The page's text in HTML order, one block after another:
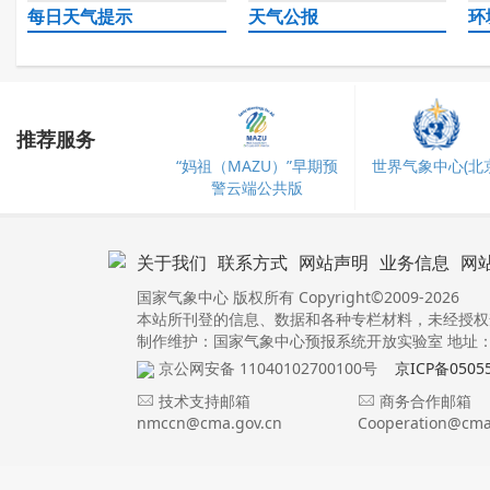
每日天气提示 天气公报
推荐服务
“妈祖（MAZU）”早期预
警云端公共版
世界气象中心(北
关于我们 联系方式 网站声明 业务信息 网
国家气象中心 版权所有 Copyright©2009-2026
本站所刊登的信息、数据和各种专栏材料，未经授
制作维护：国家气象中心预报系统开放实验室 地址
京公网安备 11040102700100号
京ICP备
技术支持邮箱
nmccn@cma.gov.cn
商务合作邮箱